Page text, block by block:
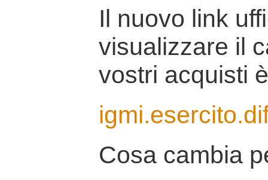
Il nuovo link
visualizzare il
vostri acquisti
Cosa cambia